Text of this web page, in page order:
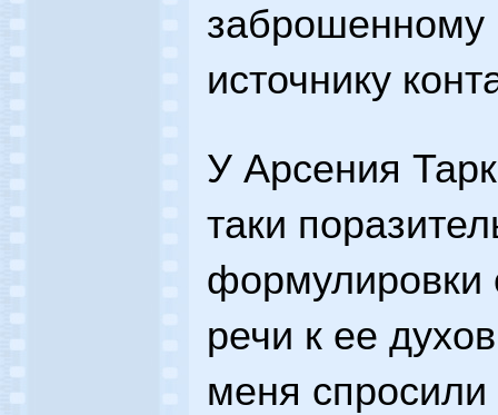
заброшенному
источнику
У Арсения
таки
формулировки
речи к ее
меня